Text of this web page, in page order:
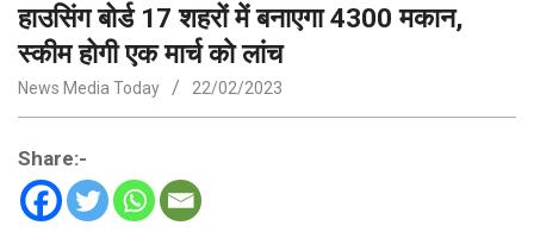
हाउसिंग बोर्ड 17 शहरों में बनाएगा 4300 मकान,
स्‍कीम होगी एक मार्च काे लांच
News Media Today 22/02/2023
Share:-